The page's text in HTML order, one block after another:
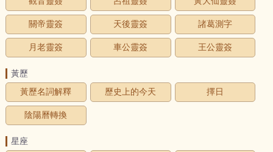
關帝靈簽 天後靈簽 諸葛測字
月老靈簽 車公靈簽 王公靈簽
黃歷
黃歷名詞解釋
歷史上的今天 擇日
陰陽曆轉換
星座